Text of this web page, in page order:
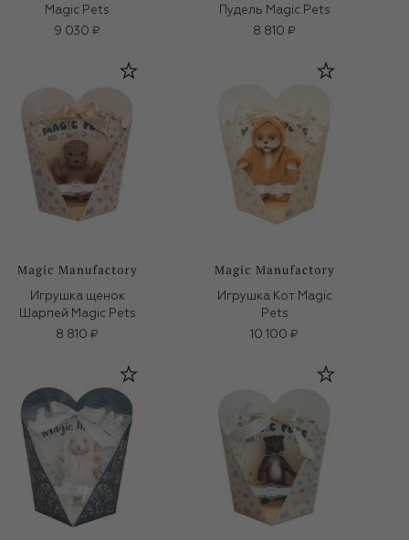
Magic Pets
9 030 ₽
Пудель Magic Pets
8 810 ₽
Игрушка щенок
Шарпей Magic Pets
8 810 ₽
Игрушка Кот Magic
Pets
10 100 ₽